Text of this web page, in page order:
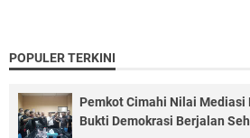
POPULER TERKINI
Pemkot Cimahi Nilai Mediasi
Bukti Demokrasi Berjalan